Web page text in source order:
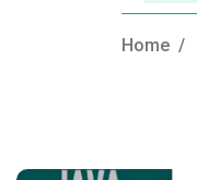
Home /